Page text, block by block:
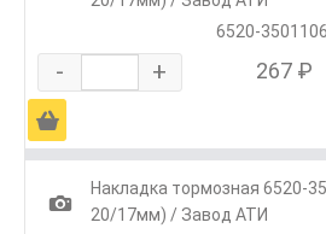
6520-3501106
- + 267 ₽
Ä
1
Накладка тормозная 6520-
20/17мм) / Завод АТИ